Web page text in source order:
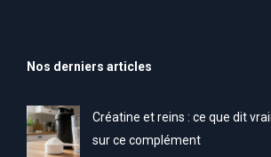
Nos derniers articles
Créatine et reins : ce que dit
sur ce complément